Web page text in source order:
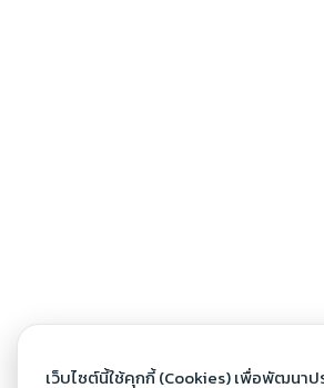
เว็บไซต์นี้ใช้คุกกี้ (Cookies) เพื่อพัฒนา